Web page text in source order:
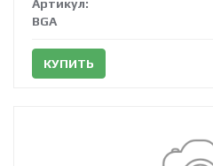
Артикул:
BGA
КУПИТЬ